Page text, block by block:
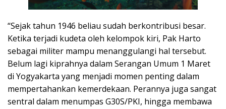
“Sejak tahun 1946 beliau sudah berkontribusi besar.
Ketika terjadi kudeta oleh kelompok kiri, Pak Harto
sebagai militer mampu menanggulangi hal tersebut.
Belum lagi kiprahnya dalam Serangan Umum 1 Maret
di Yogyakarta yang menjadi momen penting dalam
mempertahankan kemerdekaan. Perannya juga sangat
sentral dalam menumpas G30S/PKI, hingga membawa